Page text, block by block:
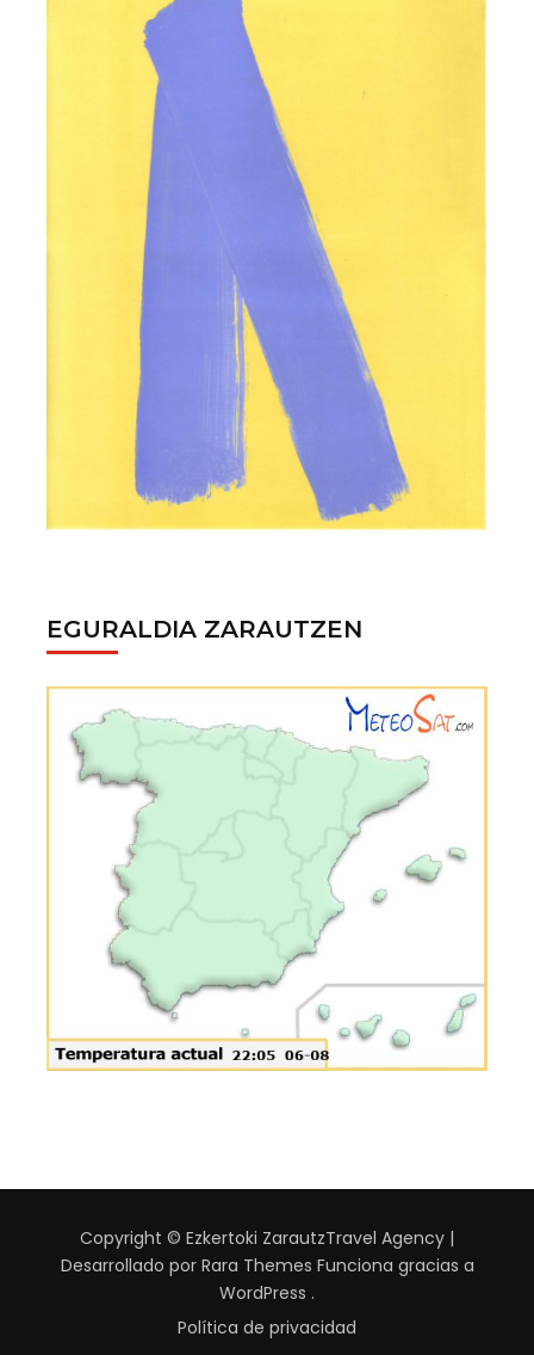
EGURALDIA ZARAUTZEN
Copyright © Ezkertoki ZarautzTravel Agency |
Desarrollado por Rara Themes Funciona gracias a
WordPress .
Política de privacidad